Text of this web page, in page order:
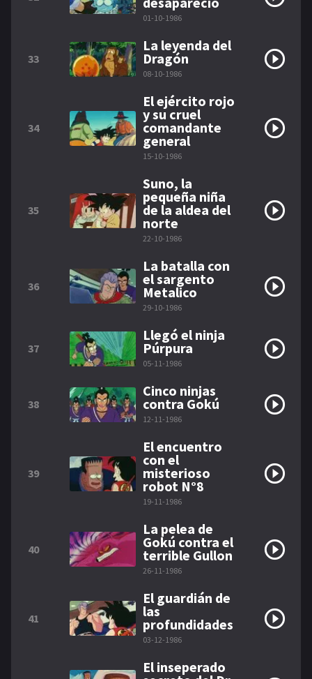
01-10-1986
33
La leyenda del
Dragón
08-10-1986
34
El ejército rojo
y su cruel
comandante
general
15-10-1986
35
Suno, la
pequeña niña
de la aldea del
norte
22-10-1986
36
La batalla con
el sargento
Metalico
29-10-1986
37
Llegó el ninja
Púrpura
05-11-1986
38
Cinco ninjas
contra Gokú
12-11-1986
39
El encuentro
con el
misterioso
robot N°8
19-11-1986
40
La pelea de
Gokú contra el
terrible Gullon
26-11-1986
41
El guardián de
las
profundidades
03-12-1986
El inseperado